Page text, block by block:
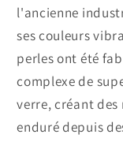
l'ancienne
ses couleurs
perles ont été
complexe de
verre, créant
enduré depuis